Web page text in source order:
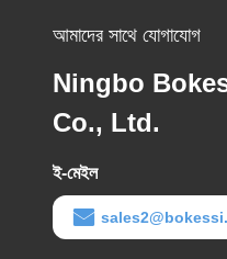
আমাদের সাথে যোগাযোগ
Ningbo
Co., Ltd.
ই-মেইল